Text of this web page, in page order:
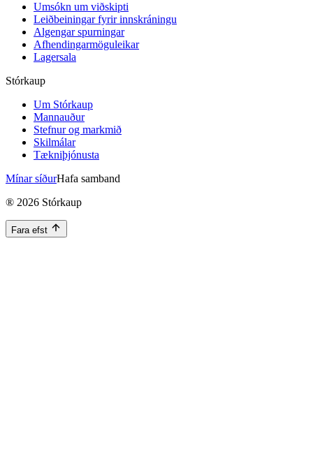
Umsókn um viðskipti
Leiðbeiningar fyrir innskráningu
Algengar spurningar
Afhendingarmöguleikar
Lagersala
Stórkaup
Um Stórkaup
Mannauður
Stefnur og markmið
Skilmálar
Tækniþjónusta
Mínar síðurHafa samband
® 2026 Stórkaup
Fara efst